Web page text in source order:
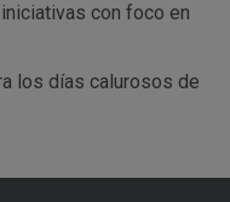
con foco en
los días calurosos de